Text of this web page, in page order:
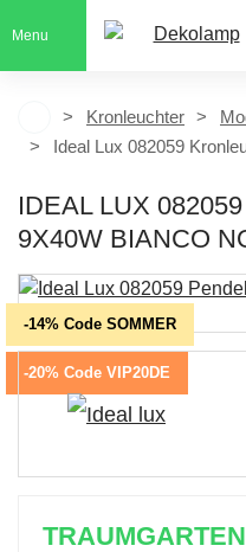
Menu
Kronleuchter
Ideal Lux 082059
IDEAL LUX
9X40W BIANCO
-14% Code SOMMER
-20% Code VIP20DE
TRAUMGARTEN